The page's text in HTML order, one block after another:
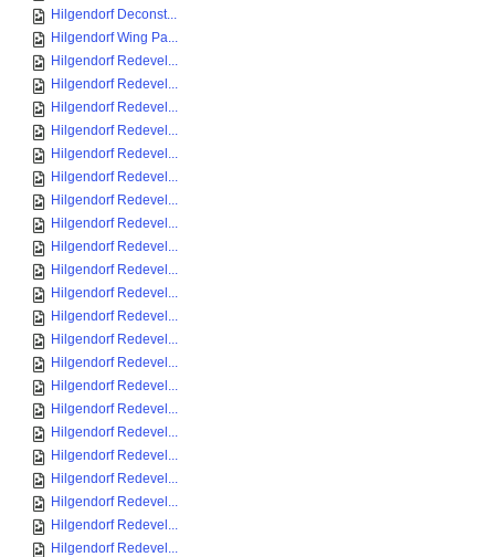
Hilgendorf Deconst...
Hilgendorf Wing Pa...
Hilgendorf Redevel...
Hilgendorf Redevel...
Hilgendorf Redevel...
Hilgendorf Redevel...
Hilgendorf Redevel...
Hilgendorf Redevel...
Hilgendorf Redevel...
Hilgendorf Redevel...
Hilgendorf Redevel...
Hilgendorf Redevel...
Hilgendorf Redevel...
Hilgendorf Redevel...
Hilgendorf Redevel...
Hilgendorf Redevel...
Hilgendorf Redevel...
Hilgendorf Redevel...
Hilgendorf Redevel...
Hilgendorf Redevel...
Hilgendorf Redevel...
Hilgendorf Redevel...
Hilgendorf Redevel...
Hilgendorf Redevel...